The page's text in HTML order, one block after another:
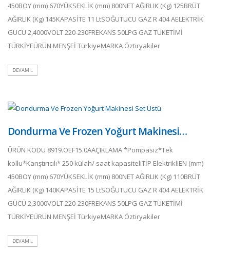
450BOY (mm) 670YÜKSEKLİK (mm) 800NET AĞIRLIK (Kg) 125BRÜT
AĞIRLIK (Kg) 145KAPASİTE 11 LtSOĞUTUCU GAZ R 404 AELEKTRİK
GÜCÜ 2,4000VOLT 220-230FREKANS 50LPG GAZ TÜKETİMİ
TÜRKİYEÜRÜN MENŞEİ TürkiyeMARKA Öztiryakiler
DEVAMI..
Dondurma Ve Frozen Yoğurt Makinesi…
ÜRÜN KODU 8919.OEF15.0AAÇIKLAMA *Pompasız*Tek
kollu*Karıştırıcılı* 250 külah/ saat kapasiteliTİP ElektrikliEN (mm)
450BOY (mm) 670YÜKSEKLİK (mm) 800NET AĞIRLIK (Kg) 110BRÜT
AĞIRLIK (Kg) 140KAPASİTE 15 LtSOĞUTUCU GAZ R 404 AELEKTRİK
GÜCÜ 2,3000VOLT 220-230FREKANS 50LPG GAZ TÜKETİMİ
TÜRKİYEÜRÜN MENŞEİ TürkiyeMARKA Öztiryakiler
DEVAMI..